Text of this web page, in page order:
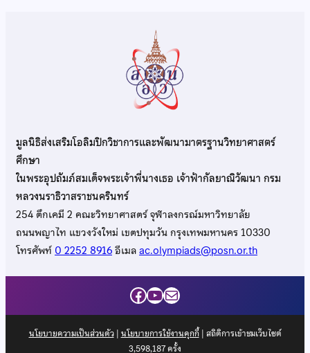
มูลนิธิส่งเสริมโอลิมปิกวิชาการและพัฒนามาตรฐานวิทยาศาสตร์
ศึกษา
ในพระอุปถัมภ์สมเด็จพระเจ้าพี่นางเธอ เจ้าฟ้ากัลยาณิวัฒนา กรม
หลวงนราธิวาสราชนครินทร์
254 ตึกเคมี 2 คณะวิทยาศาสตร์ จุฬาลงกรณ์มหาวิทยาลัย
ถนนพญาไท แขวงวังใหม่ เขตปทุมวัน กรุงเทพมหานคร 10330
โทรศัพท์0 2252 8916อีเมลac.olympiads@posn.or.th
Facebook
YouTube
Mail
นโยบายความเป็นส่วนตัว| นโยบายการใช้งานคุกกี้| สถิติการเข้าชมเว็บไซต์
3,598,187ครั้ง